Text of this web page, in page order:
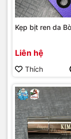
Kẹp bịt ren da
Liên hệ
Thích